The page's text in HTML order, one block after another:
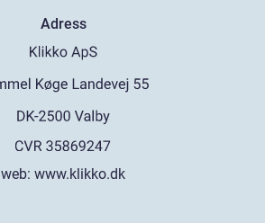
Adress
web: www.klikko.dk